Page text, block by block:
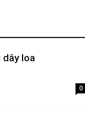
dây loa
0